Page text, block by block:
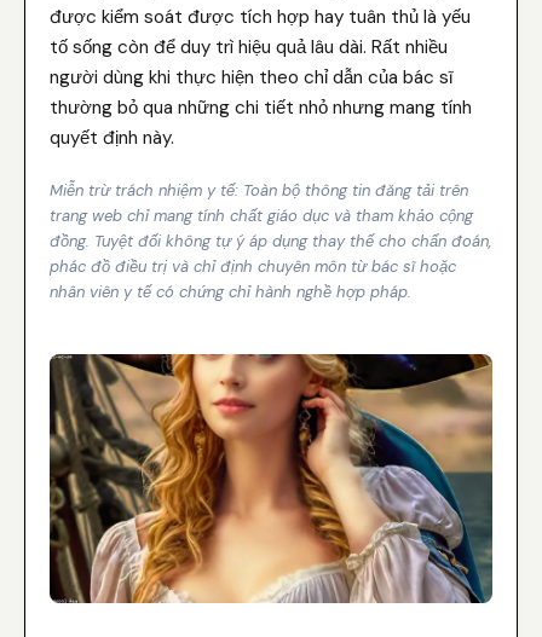
được kiểm soát được tích hợp hay tuân thủ là yếu
tố sống còn để duy trì hiệu quả lâu dài. Rất nhiều
người dùng khi thực hiện theo chỉ dẫn của bác sĩ
thường bỏ qua những chi tiết nhỏ nhưng mang tính
quyết định này.
Miễn trừ trách nhiệm y tế: Toàn bộ thông tin đăng tải trên
trang web chỉ mang tính chất giáo dục và tham khảo cộng
đồng. Tuyệt đối không tự ý áp dụng thay thế cho chẩn đoán,
phác đồ điều trị và chỉ định chuyên môn từ bác sĩ hoặc
nhân viên y tế có chứng chỉ hành nghề hợp pháp.